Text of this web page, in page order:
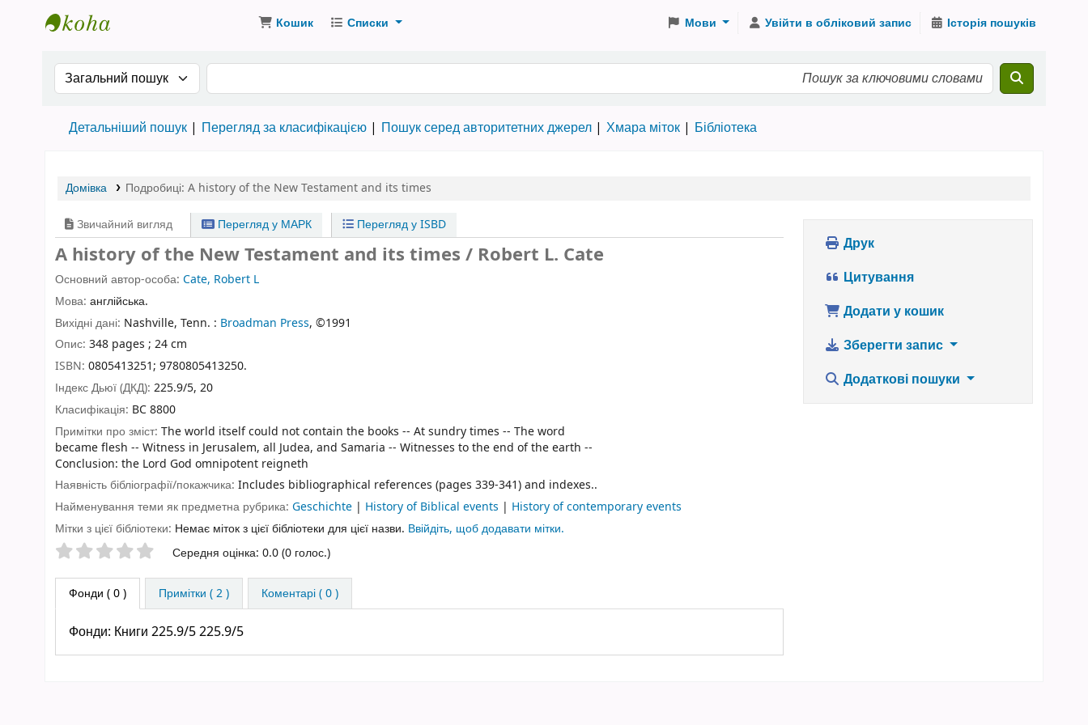
Кошик Списки Мови Увійти в обліковий запис Історія пошуків
Search the catalog by:Пошук за ключовими словами
Детальніший пошук Перегляд за класифікацією Пошук серед авторитетних джерел Хмара міток Бібліотека
Домівка Подробиці: A history of the New Testament and its times
Звичайний вигляд Перегляд у МАРК Перегляд у ISBD
A history of the New Testament and its times / Robert L. Cate
Основний автор-особа: Cate, Robert L
Мова: англійська.
Вихідні дані: Nashville, Tenn. : Broadman Press, ©1991
Опис: 348 pages ; 24 cm
ISBN: 0805413251; 9780805413250.
Індекс Дьюї (ДКД): 225.9/5, 20
Класифікація: BC 8800
Примітки про зміст: The world itself could not contain the books -- At sundry times -- The word
became flesh -- Witness in Jerusalem, all Judea, and Samaria -- Witnesses to the end of the earth --
Conclusion: the Lord God omnipotent reigneth
Наявність бібліографії/покажчика: Includes bibliographical references (pages 339-341) and indexes..
Найменування теми як предметна рубрика: Geschichte | History of Biblical events | History of contemporary events
Мітки з цієї бібліотеки: Немає міток з цієї бібліотеки для цієї назви. Ввійдіть, щоб додавати мітки.
Оцінки зірочкамиСередня оцінка: 0.0 (0 голос.)
Фонди ( 0 ) Примітки ( 2 ) Коментарі ( 0 )
Фонди: Книги 225.9/5 225.9/5
Друк
Цитування
Додати у кошик
Зберегти запис
Додаткові пошуки